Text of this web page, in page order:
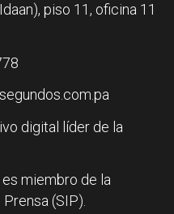
piso 11, oficina 11
digital líder de la
miembro de la
(SIP).